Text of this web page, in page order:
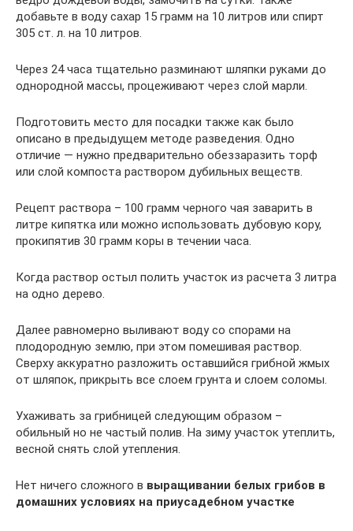
добавьте в воду сахар 15 грамм на 10 литров или спирт
305 ст. л. на 10 литров.
Через 24 часа тщательно разминают шляпки руками до
однородной массы, процеживают через слой марли.
Подготовить место для посадки также как было
описано в предыдущем методе разведения. Одно
отличие — нужно предварительно обеззаразить торф
или слой компоста раствором дубильных веществ.
Рецепт раствора – 100 грамм черного чая заварить в
литре кипятка или можно использовать дубовую кору,
прокипятив 30 грамм коры в течении часа.
Когда раствор остыл полить участок из расчета 3 литра
на одно дерево.
Далее равномерно выливают воду со спорами на
плодородную землю, при этом помешивая раствор.
Сверху аккуратно разложить оставшийся грибной жмых
от шляпок, прикрыть все слоем грунта и слоем соломы.
Ухаживать за грибницей следующим образом –
обильный но не частый полив. На зиму участок утеплить,
весной снять слой утепления.
Нет ничего сложного в выращивании белых грибов в
домашних условиях на приусадебном участке